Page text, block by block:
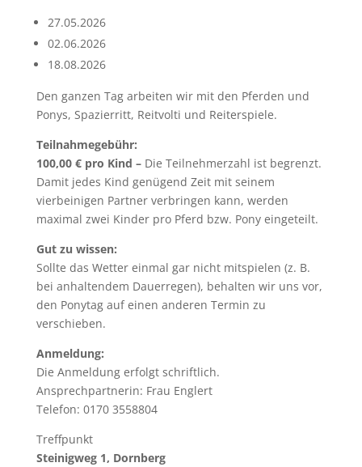
27.05.2026
02.06.2026
18.08.2026
Den ganzen Tag arbeiten wir mit den Pferden und
Ponys, Spazierritt, Reitvolti und Reiterspiele.
Teilnahmegebühr:
100,00 € pro Kind – Die Teilnehmerzahl ist begrenzt.
Damit jedes Kind genügend Zeit mit seinem
vierbeinigen Partner verbringen kann, werden
maximal zwei Kinder pro Pferd bzw. Pony eingeteilt.
Gut zu wissen:
Sollte das Wetter einmal gar nicht mitspielen (z. B.
bei anhaltendem Dauerregen), behalten wir uns vor,
den Ponytag auf einen anderen Termin zu
verschieben.
Anmeldung:
Die Anmeldung erfolgt schriftlich.
Ansprechpartnerin: Frau Englert
Telefon: 0170 3558804
Treffpunkt
Steinigweg 1, Dornberg